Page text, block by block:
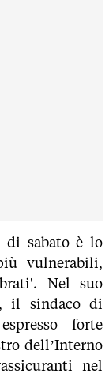
di sabato è lo
vulnerabili,
Nel suo
il sindaco di
forte
dell’Interno
nel